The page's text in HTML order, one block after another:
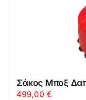
Σάκος Μποξ
499,00€